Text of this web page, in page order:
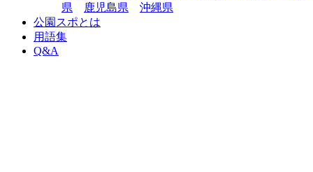
県
鹿児島県
沖縄県
公園スポとは
用語集
Q&A